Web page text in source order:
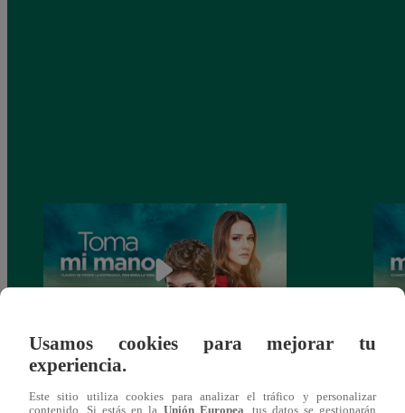
Toma mi mano, Viernes 27 de diciembre –
ver capítulo 150 completo (online y
ver
Usamos cookies para mejorar tu
experiencia.
Este sitio utiliza cookies para analizar el tráfico y personalizar
contenido. Si estás en la Unión Europea , tus datos se gestionarán